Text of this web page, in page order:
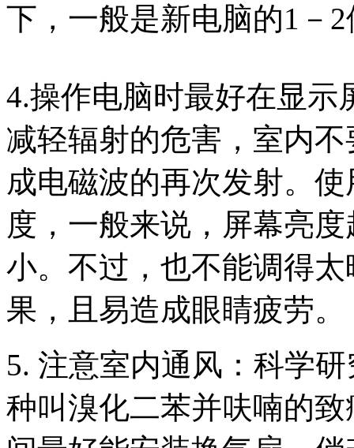
下，一般是新电脑的1－
4.操作电脑时最好在显示
减轻辐射的危害，室内
成电磁波的再次发射。
度，一般来说，屏幕亮
小。不过，也不能调得
果，且易造成眼睛疲劳。
5. 注意室内通风：科学
种叫溴化二苯并呋喃的